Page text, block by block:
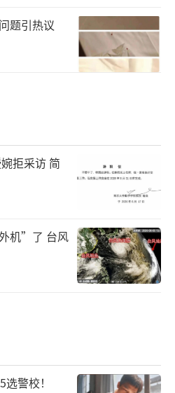
题引热议
拒采访 简
机”了 台风
警校！